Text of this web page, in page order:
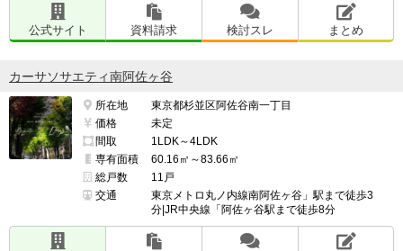
公式サイト 資料請求 検討スレ まとめ
カーサソサエティ南阿佐ヶ谷
所在地
東京都杉並区阿佐谷南一丁目
価格
未定
間取
1LDK～4LDK
専有面積
60.16㎡～83.66㎡
総戸数
11戸
交通
東京メトロ丸ノ内線南阿佐ヶ谷」駅まで徒歩3
分|JR中央線「阿佐ヶ谷駅まで徒歩8分